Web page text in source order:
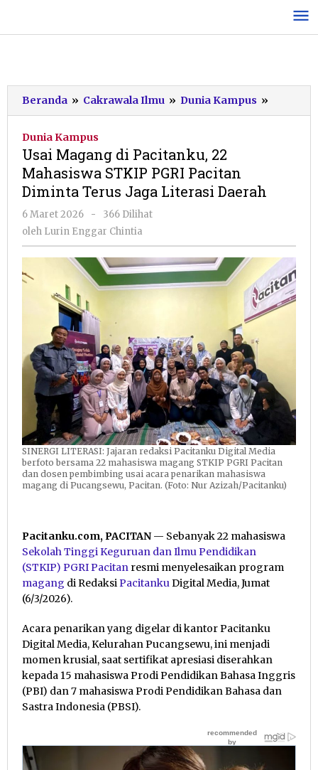
konten
Beranda » Cakrawala Ilmu » Dunia Kampus »
Magang
Terus
Jaga
Literasi
Daerah
Dunia Kampus
Usai Magang di Pacitanku, 22
Mahasiswa STKIP PGRI Pacitan
Diminta Terus Jaga Literasi Daerah
6 Maret 2026
oleh
Lurin
Enggar
-
366 Dilihat
oleh Lurin Enggar Chintia
SINERGI LITERASI: Jajaran redaksi Pacitanku Digital Media
berfoto bersama 22 mahasiswa magang STKIP PGRI Pacitan
dan dosen pembimbing usai acara penarikan mahasiswa
magang di Pucangsewu, Pacitan. (Foto: Nur Azizah/Pacitanku)
Pacitanku.com, PACITAN — Sebanyak 22 mahasiswa
Sekolah Tinggi Keguruan dan Ilmu Pendidikan
(STKIP) PGRIPacitan resmi menyelesaikan program
magang di RedaksiPacitankuDigital Media, Jumat
(6/3/2026).
Acara penarikan yang digelar di kantor Pacitanku
Digital Media, Kelurahan Pucangsewu, ini menjadi
momen krusial, saat sertifikat apresiasi diserahkan
kepada 15 mahasiswa Prodi Pendidikan Bahasa Inggris
(PBI) dan 7 mahasiswa Prodi Pendidikan Bahasa dan
Sastra Indonesia (PBSI).